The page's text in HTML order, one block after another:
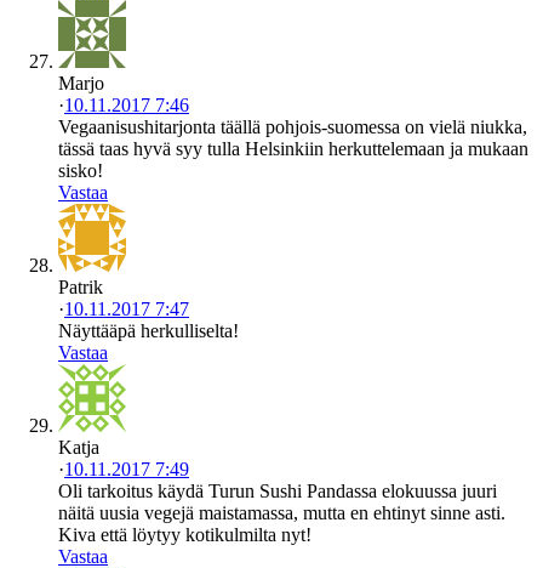
Marjo
·10.11.2017 7:46
Vegaanisushitarjonta täällä pohjois-suomessa on vielä niukka,
tässä taas hyvä syy tulla Helsinkiin herkuttelemaan ja mukaan
sisko!
Vastaa
Patrik
·10.11.2017 7:47
Näyttääpä herkulliselta!
Vastaa
Katja
·10.11.2017 7:49
Oli tarkoitus käydä Turun Sushi Pandassa elokuussa juuri
näitä uusia vegejä maistamassa, mutta en ehtinyt sinne asti.
Kiva että löytyy kotikulmilta nyt!
Vastaa